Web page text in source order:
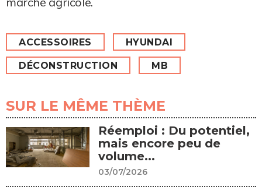
ACCESSOIRES HYUNDAI
DÉCONSTRUCTION MB
SUR LE MÊME THÈME
Réemploi : Du potentiel,
mais encore peu de
volume...
03/07/2026